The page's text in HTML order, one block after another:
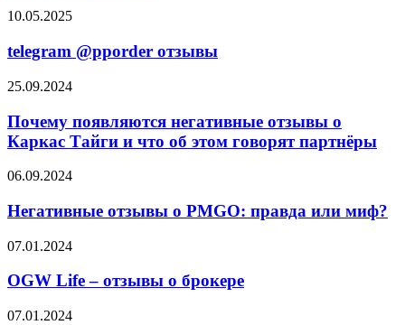
telegram
отзывы
10.05.2025
telegram @pporder отзывы
Почему
негативные
отзывы
о
Тайги
что
этом
партнёры
25.09.2024
Почему появляются негативные отзывы о
Каркас Тайги и что об этом говорят партнёры
Негативные
о
PMGO:
правда
или
миф?
06.09.2024
Негативные отзывы о PMGO: правда или миф?
OGW
–
о
07.01.2024
OGW Life – отзывы о брокере
Франшиза
07.01.2024